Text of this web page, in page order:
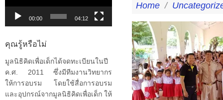
00:00 04:12
คุณรู้หรือไม่
มูลนิธิคิดเพื่อเด็กได้จดทะเบียนในปี
ค.ศ. 2011 ซึ่งมีทีมงานวิทยากร
ให้การอบรม โดยใช้สื่อการอบรม
และอุปกรณ์จากมูลนิธิคิดเพื่อเด็ก ให้
Home /